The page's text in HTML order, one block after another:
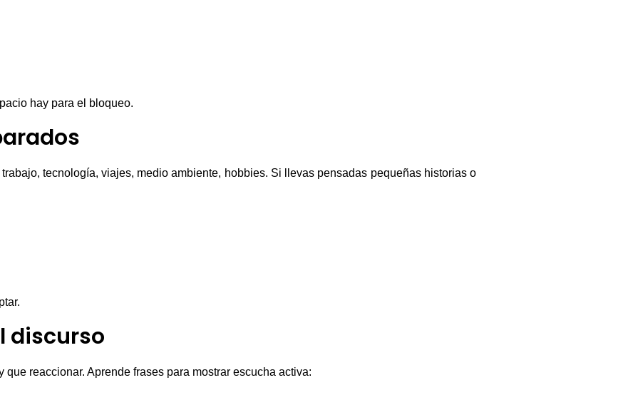
hay para el bloqueo.
tecnología, viajes, medio ambiente, hobbies. Si llevas pensadas pequeñas historias o
discurso
reaccionar. Aprende frases para mostrar escucha activa: